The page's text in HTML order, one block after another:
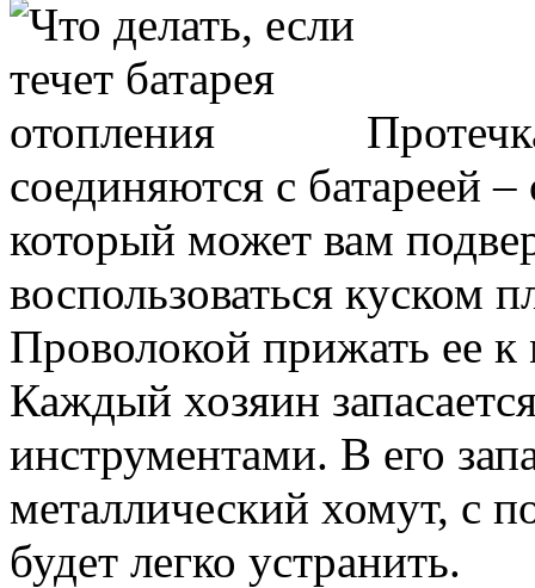
соединяются с батареей
который может вам
воспользоваться куском
Проволокой прижать ее к
Каждый хозяин
инструментами. В его
металлический хомут, с
будет легко устранить.